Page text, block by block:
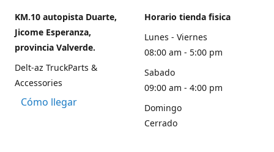
KM.10 autopista Duarte,
Jicome Esperanza,
provincia Valverde.
Delt-az TruckParts &
Accessories
Cómo llegar
Horario tienda fisica
Lunes - Viernes
08:00 am - 5:00 pm
Sabado
09:00 am - 4:00 pm
Domingo
Cerrado